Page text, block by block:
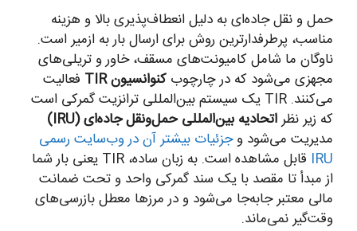
حمل و نقل جاده‌ای به دلیل انعطاف‌پذیری بالا و هزینه
مناسب، پرطرفدارترین روش برای ارسال بار به ازمیر است.
ناوگان ما شامل کامیونت‌های مسقف، خاور و تریلی‌های
مجهزی می‌شود که در چارچوب کنوانسیون TIR
فعالیت
می‌کنند. TIR یک سیستم بین‌المللی ترانزیت گمرکی است
که زیر نظر اتحادیه بین‌المللی حمل‌ونقل جاده‌ای (IRU)
مدیریت می‌شود وجزئیات بیشتر آن در وب‌سایت رسمی
IRU
قابل مشاهده است. به زبان ساده، TIR یعنی بار شما
از مبدأ تا مقصد با یک سند گمرکی واحد و تحت ضمانت
مالی معتبر جابه‌جا می‌شود و در مرزها معطل بازرسی‌های
وقت‌گیر نمی‌ماند.